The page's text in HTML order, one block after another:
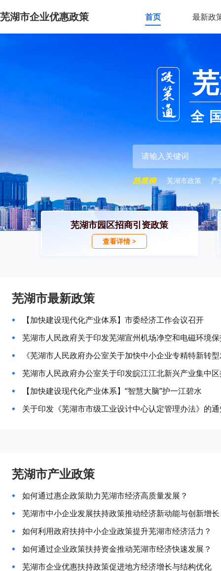
芜湖市企业优惠政策 首页 最新政
全
芜湖市政策 产
芜湖市园区招商引资政策
查看详情 >
芜湖市最新政策
【加快建设现代化产业体系】市委经济工作会议召开
芜湖市人民政府关于印发芜湖宣州机场净空和电磁环境
《芜湖市人民政府办公室关于加快中小企业专精特新转
【加快建设现代化产业体系】“智慧大脑”护一江碧水
关于印发《芜湖市市级工业设计中心认定管理办法》的
芜湖市产业政策
如何通过惠企政策助力芜湖市经济高质量发展？
芜湖市中小企业发展扶持政策推动经济新动能与创新增长
如何利用政府扶持中小企业政策提升芜湖市经济活力？
如何通过企业政策扶持资金推动芜湖市经济快速发展？
芜湖市企业优惠扶持政策促进地方经济增长与结构优化